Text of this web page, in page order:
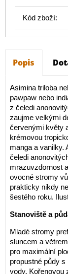
Kód zboží:
Popis
Asimina triloba
pawpaw nebo
z čeledi
zaujme velkými
červenými květy
krémovou
manga a vanilky.
čeledi
mrazuvzdornost
ovocné stromy
prakticky nikdy
šestého roku.
Stanoviště a
Mladé stromy
sluncem a
pro maximální
propustné půdy
vody. Kořenovou